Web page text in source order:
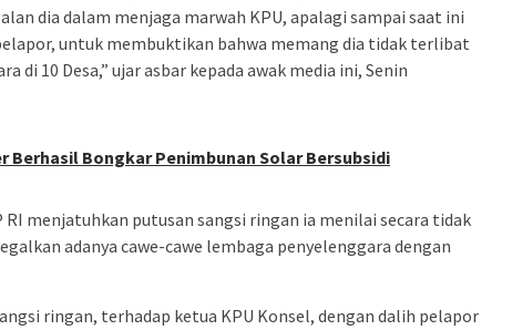
dia dalam menjaga marwah KPU, apalagi sampai saat ini
untuk membuktikan bahwa memang dia tidak terlibat
di 10 Desa,” ujar asbar kepada awak media ini, Senin
Berhasil Bongkar Penimbunan Solar Bersubsidi
RI menjatuhkan putusan sangsi ringan ia menilai secara tidak
adanya cawe-cawe lembaga penyelenggara dengan
ringan, terhadap ketua KPU Konsel, dengan dalih pelapor